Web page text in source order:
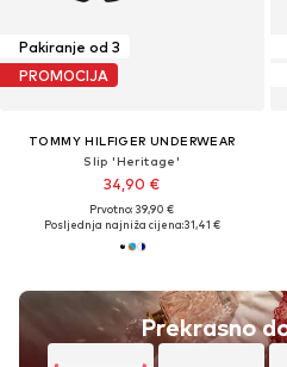
Pakiranje od 3
PROMOCIJA
TOMMY HILFIGER UNDERWEAR
Slip 'Heritage'
34,90 €
Prvotno: 39,90 €
Posljednja najniža cijena:31,41 €
Prekrasno